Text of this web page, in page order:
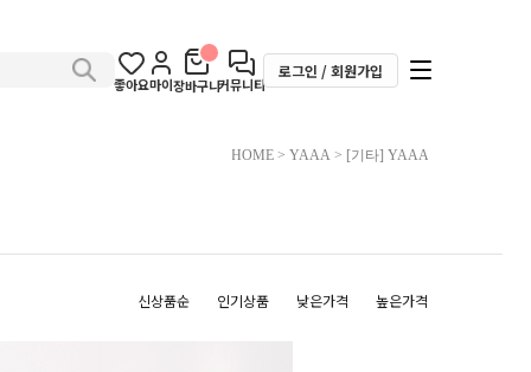
좋아요마이장바구니커뮤니티
로그인 / 회원가입
HOME> YAAA> [기타] YAAA
신상품순 인기상품 낮은가격 높은가격